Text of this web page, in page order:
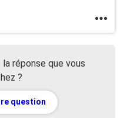
la réponse que vous
?
question